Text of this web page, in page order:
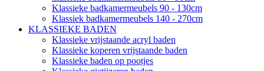
Klassieke badkamermeubels 90 - 130cm
Klassiek badkamermeubels 140 - 270cm
KLASSIEKE BADEN
Klassieke vrijstaande acryl baden
Klassieke koperen vrijstaande baden
Klassieke baden op pootjes